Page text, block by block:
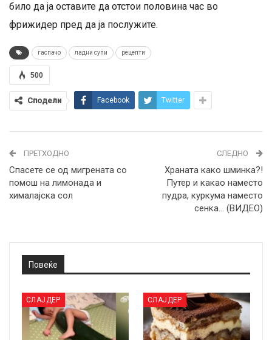
било да ја оставите да отстои половина час во
фрижидер пред да ја послужите.
гаспачо ладни супи рецепти
500
Сподели Facebook Twitter
ПРЕТХОДНО
Спасете се од мигрената со
помош на лимонада и
хималајска сол
СЛЕДНО
Храната како шминка?!
Путер и какао наместо
пудра, куркума наместо
сенка… (ВИДЕО)
Повеќе
СЛАЈДЕР СЛАЈДЕР